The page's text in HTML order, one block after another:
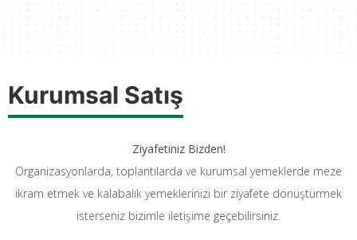
Kurumsal Satış
Ziyafetiniz Bizden!
Organizasyonlarda, toplantılarda ve kurumsal yemeklerde meze
ikram etmek ve kalabalık yemeklerinizi bir ziyafete dönüştürmek
isterseniz bizimle iletişime geçebilirsiniz.